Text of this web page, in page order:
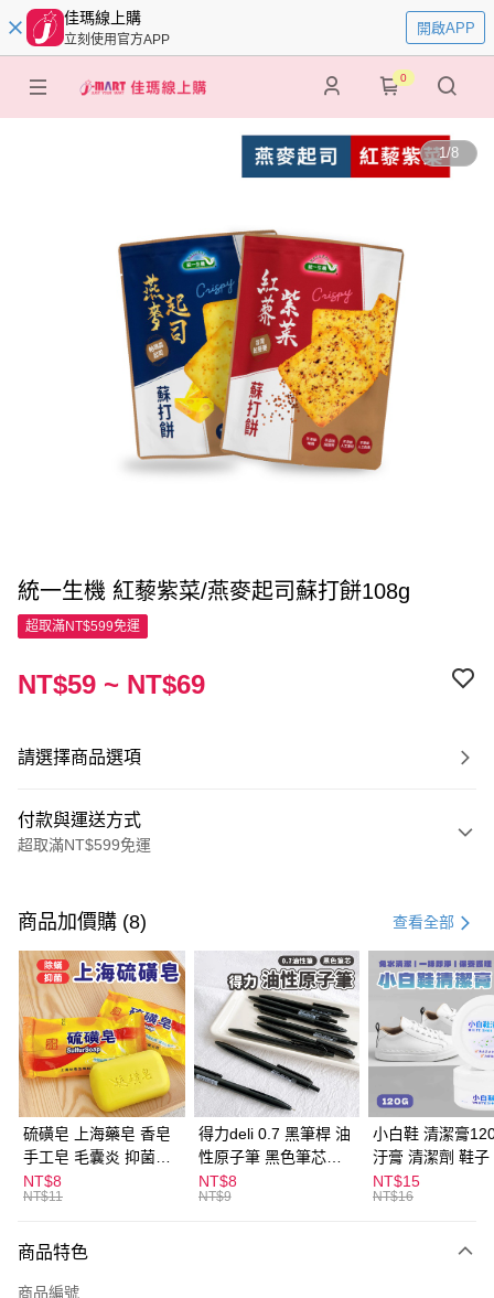
佳瑪線上購
立刻使用官方APP
開啟APP
0
1/8
統一生機 紅藜紫菜/燕麥起司蘇打餅108g
超取滿NT$599免運
NT$59 ~ NT$69
請選擇商品選項
付款與運送方式
超取滿NT$599免運
信用卡一次付款
超商取貨付款
LINE Pay
Apple Pay
街口支付
悠遊付
ATM付款
全家取貨付款
每筆NT$60，滿NT$599(含以上)免運費
商品加價購 (8) 查看全部
硫磺皂 上海藥皂 香皂
手工皂 毛囊炎 抑菌除
蟎 清潔護膚 去油去痘
寵物皮膚病 狗狗貓咪
NT$8
NT$11
得力deli 0.7 黑筆桿 油
性原子筆 黑色筆芯
S304
NT$8
NT$9
小白鞋 清潔膏
汙膏 清潔劑 鞋子
漬 白皮鞋 鞋油
NT$15
NT$16
商品特色
商品編號